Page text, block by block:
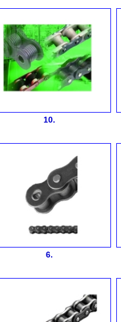
10.
6.